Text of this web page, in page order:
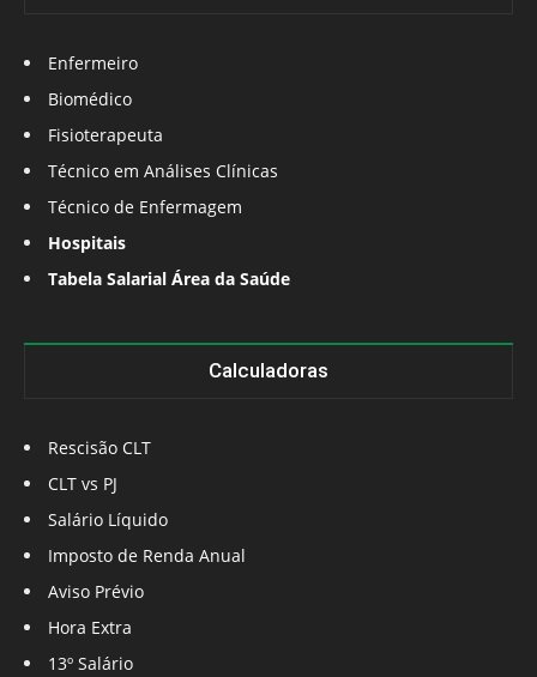
Enfermeiro
Biomédico
Fisioterapeuta
Técnico em Análises Clínicas
Técnico de Enfermagem
Hospitais
Tabela Salarial Área da Saúde
Calculadoras
Rescisão CLT
CLT vs PJ
Salário Líquido
Imposto de Renda Anual
Aviso Prévio
Hora Extra
13º Salário